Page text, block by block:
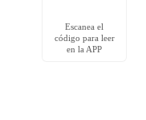
Escanea el
código para leer
en la APP